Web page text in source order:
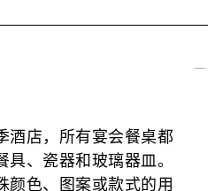
酒店，所有宴会餐桌都
、瓷器和玻璃器皿。
颜色、图案或款式的用